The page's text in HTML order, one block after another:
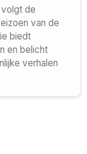
volgt de
van de
biedt
en belicht
verhalen